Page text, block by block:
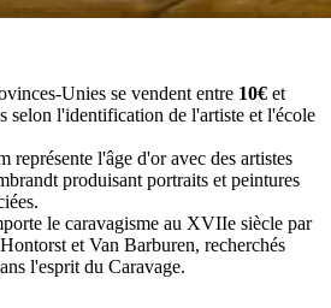
Unies se vendent entre 10€ et
selon l'identification de l'artiste et l'école
représente l'âge d'or avec des artistes
produisant portraits et peintures
le caravagisme au XVIIe siècle par
et Van Barburen, recherchés
l'esprit du Caravage.